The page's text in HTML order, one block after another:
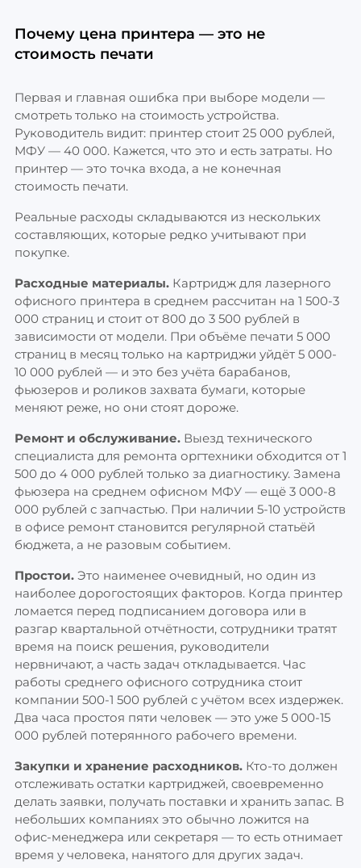
Почему цена принтера — это не
стоимость печати
Первая и главная ошибка при выборе модели —
смотреть только на стоимость устройства.
Руководитель видит: принтер стоит 25 000 рублей,
МФУ — 40 000. Кажется, что это и есть затраты. Но
принтер — это точка входа, а не конечная
стоимость печати.
Реальные расходы складываются из нескольких
составляющих, которые редко учитывают при
покупке.
Расходные материалы. Картридж для лазерного
офисного принтера в среднем рассчитан на 1 500-3
000 страниц и стоит от 800 до 3 500 рублей в
зависимости от модели. При объёме печати 5 000
страниц в месяц только на картриджи уйдёт 5 000-
10 000 рублей — и это без учёта барабанов,
фьюзеров и роликов захвата бумаги, которые
меняют реже, но они стоят дороже.
Ремонт и обслуживание. Выезд технического
специалиста для ремонта оргтехники обходится от 1
500 до 4 000 рублей только за диагностику. Замена
фьюзера на среднем офисном МФУ — ещё 3 000-8
000 рублей с запчастью. При наличии 5-10 устройств
в офисе ремонт становится регулярной статьёй
бюджета, а не разовым событием.
Простои. Это наименее очевидный, но один из
наиболее дорогостоящих факторов. Когда принтер
ломается перед подписанием договора или в
разгар квартальной отчётности, сотрудники тратят
время на поиск решения, руководители
нервничают, а часть задач откладывается. Час
работы среднего офисного сотрудника стоит
компании 500-1 500 рублей с учётом всех издержек.
Два часа простоя пяти человек — это уже 5 000-15
000 рублей потерянного рабочего времени.
Закупки и хранение расходников. Кто-то должен
отслеживать остатки картриджей, своевременно
делать заявки, получать поставки и хранить запас. В
небольших компаниях это обычно ложится на
офис-менеджера или секретаря — то есть отнимает
время у человека, нанятого для других задач.